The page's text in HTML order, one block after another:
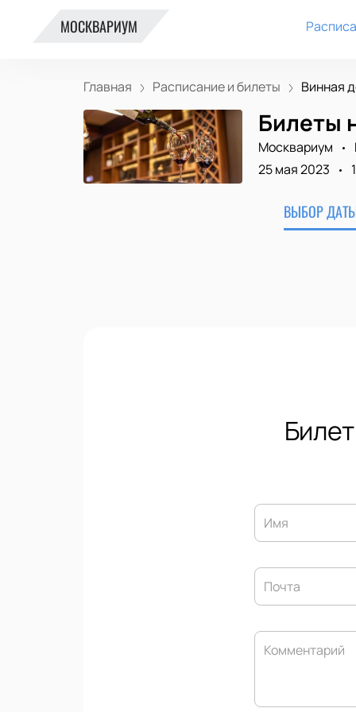
МОСКВАРИУМ
Главная Расписание и билеты Винная
Билеты
Москвариум
25 мая 2023
ВЫБОР
Имя
Почта
Комментарий